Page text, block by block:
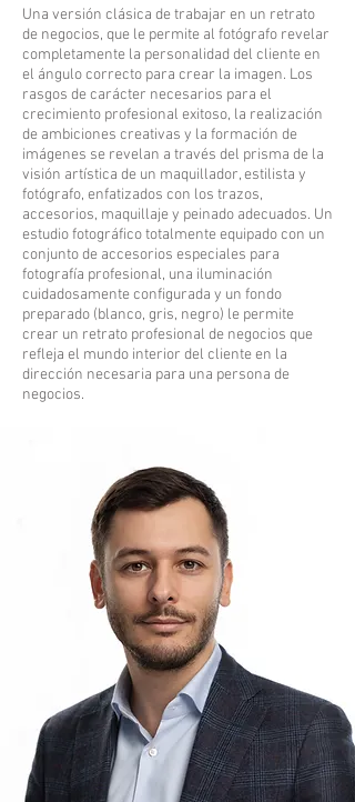
Una versión clásica de trabajar en un retrato
de negocios, que le permite al fotógrafo revelar
completamente la personalidad del cliente en
el ángulo correcto para crear la imagen. Los
rasgos de carácter necesarios para el
crecimiento profesional exitoso, la realización
de ambiciones creativas y la formación de
imágenes se revelan a través del prisma de la
visión artística de un maquillador, estilista y
fotógrafo, enfatizados con los trazos,
accesorios, maquillaje y peinado adecuados. Un
estudio fotográfico totalmente equipado con un
conjunto de accesorios especiales para
fotografía profesional, una iluminación
cuidadosamente configurada y un fondo
preparado (blanco, gris, negro) le permite
crear un retrato profesional de negocios que
refleja el mundo interior del cliente en la
dirección necesaria para una persona de
negocios.